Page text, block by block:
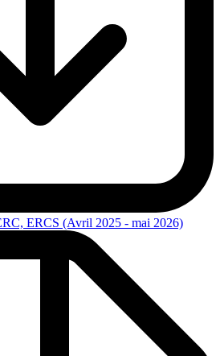
ERCS (Avril 2025 - mai 2026)